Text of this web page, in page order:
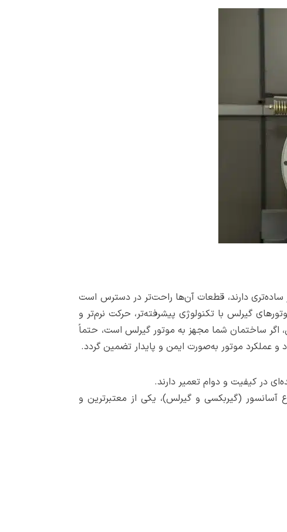
ساده‌تری دارند، قطعات آن‌ها راحت‌تر در دسترس است
گیرلس با تکنولوژی پیشرفته‌تر، حرکت نرم‌تر و
اگر ساختمان شما مجهز به موتور گیرلس است، حتماً
عملکرد موتور به‌صورت ایمن و پایدار تضمین گردد.
در کیفیت و دوام تعمیر دارند.
انواع آسانسور (گیربکسی و گیرلس)، یکی از معتبرترین و